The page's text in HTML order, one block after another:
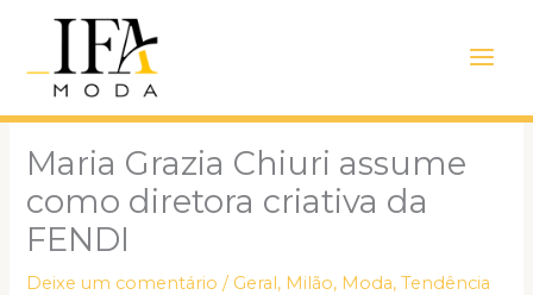
conteúdo
Menu
Maria Grazia Chiuri assume
como diretora criativa da
FENDI
Deixe um comentário / Geral, Milão, Moda,Tendência